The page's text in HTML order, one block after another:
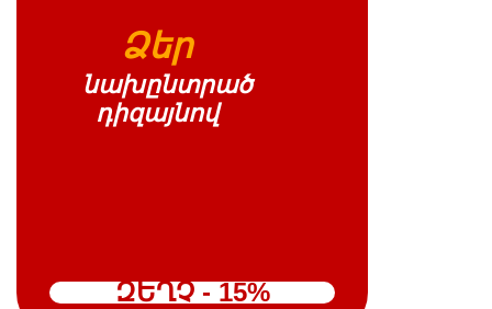
Ձեր
նախընտրած
դիզայնով
ԶԵՂՉ - 15%